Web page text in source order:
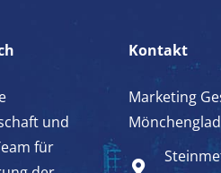
und
für
Kontakt
Marketing